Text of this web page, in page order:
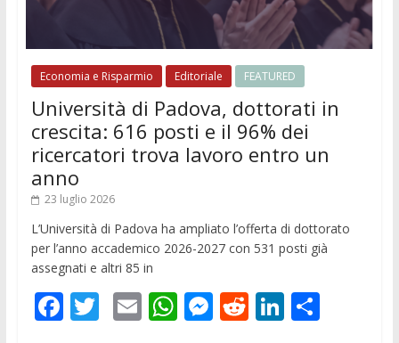
Economia e Risparmio Editoriale FEATURED
Università di Padova, dottorati in
crescita: 616 posti e il 96% dei
ricercatori trova lavoro entro un
anno
23 luglio 2026
L’Università di Padova ha ampliato l’offerta di dottorato
per l’anno accademico 2026-2027 con 531 posti già
assegnati e altri 85 in
F T E W M R Li C